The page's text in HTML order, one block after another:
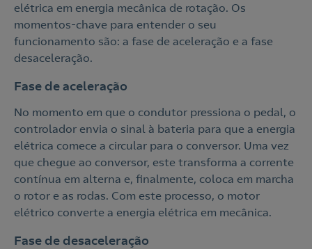
elétrica em energia mecânica de rotação. Os
momentos-chave para entender o seu
funcionamento são: a fase de aceleração e a fase
desaceleração.
Fase de aceleração
No momento em que o condutor pressiona o pedal, o
controlador envia o sinal à bateria para que a energia
elétrica comece a circular para o conversor. Uma vez
que chegue ao conversor, este transforma a corrente
contínua em alterna e, finalmente, coloca em marcha
o rotor e as rodas. Com este processo, o motor
elétrico converte a energia elétrica em mecânica.
Fase de desaceleração